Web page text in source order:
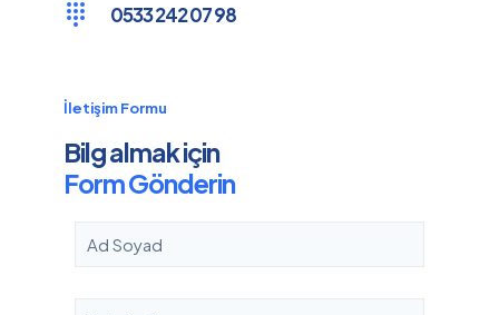
0533 242 07 98
İletişim Formu
Bilg almak için
Form Gönderin